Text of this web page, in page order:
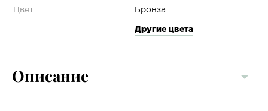
Цвет Бронза
Другие цвета
Описание